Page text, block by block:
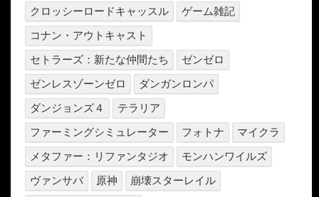
クロッシーロードキャッスル
ゲーム雑記
コナン・アウトキャスト
セトラーズ：新たな仲間たち
ゼンゼロ
ゼンレスゾーンゼロ
ダンガンロンパ
ダンジョンズ４
テラリア
ファーミングシミュレーター
フォトナ
マイクラ
メタファー：リファンタジオ
モンハンワイルズ
ヴァンサバ
原神
崩壊スターレイル